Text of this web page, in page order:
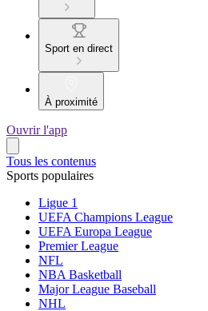
Sport en direct
À proximité
Ouvrir l'app
Tous les contenus
Sports populaires
Ligue 1
UEFA Champions League
UEFA Europa League
Premier League
NFL
NBA Basketball
Major League Baseball
NHL